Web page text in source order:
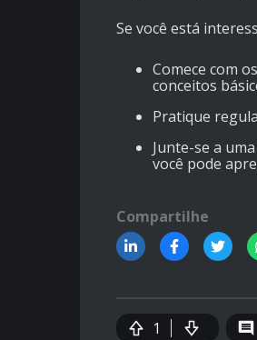
Se você está
Comece com
conceitos
Pratique
Junte-se a
você pode
Compartilhe
1